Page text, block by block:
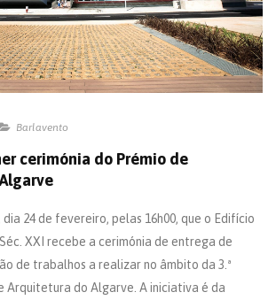
Barlavento
cerimónia do Prémio de
24 de fevereiro, pelas 16h00, que o Edifício
XXI recebe a cerimónia de entrega de
de trabalhos a realizar no âmbito da 3.ª
Arquitetura do Algarve. A iniciativa é da